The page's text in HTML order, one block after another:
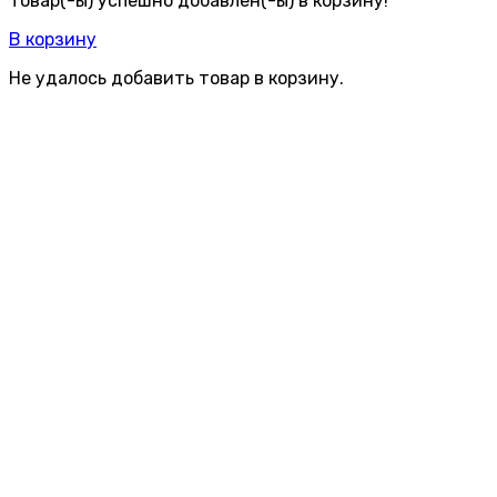
В корзину
Не удалось добавить товар в корзину.